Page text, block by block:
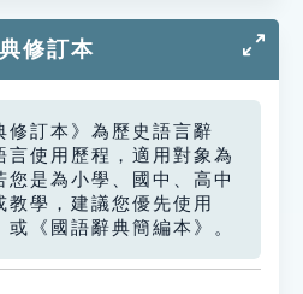
修訂本
修訂本》為歷史語言辭
言使用歷程，適用對象為
您是為小學、國中、高中
教學，建議您優先使用
或《國語辭典簡編本》。